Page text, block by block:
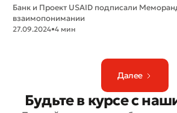
Отправить
* Все поля обязательны для заполнения
Отправить
Банк и Проект USAID подписали
взаимопонимании
27.09.2024•4 мин
Далее
Будьте в курсе с